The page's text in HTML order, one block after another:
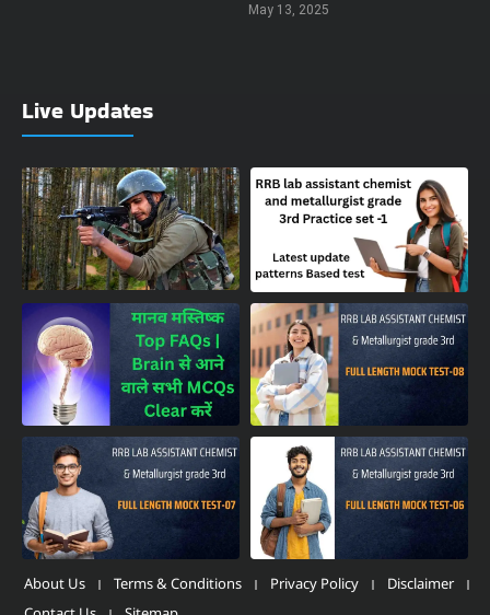
May 13, 2025
Live Updates
About Us Terms & Conditions Privacy Policy
Disclaimer